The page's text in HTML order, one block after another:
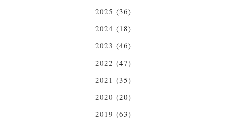
2025 (36)
2024 (18)
2023 (46)
2022 (47)
2021 (35)
2020 (20)
2019 (63)